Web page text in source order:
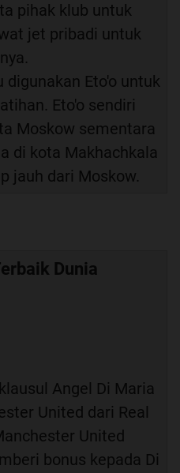
pihak klub untuk
jet pribadi untuk
Eto'o untuk
Eto'o sendiri
Moskow sementara
di kota Makhachkala
jauh dari Moskow.
Dunia
Angel Di Maria
United dari Real
United
bonus kepada Di